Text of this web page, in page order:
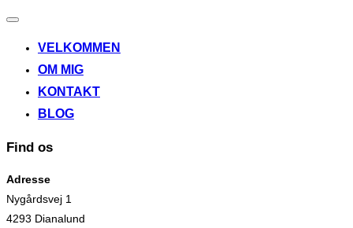
Slå
til/fra
VELKOMMEN
OM MIG
KONTAKT
BLOG
Find os
Adresse
Nygårdsvej 1
4293 Dianalund